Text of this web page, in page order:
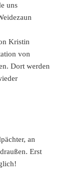
uns
Kristin
von
Dort werden
an
Erst